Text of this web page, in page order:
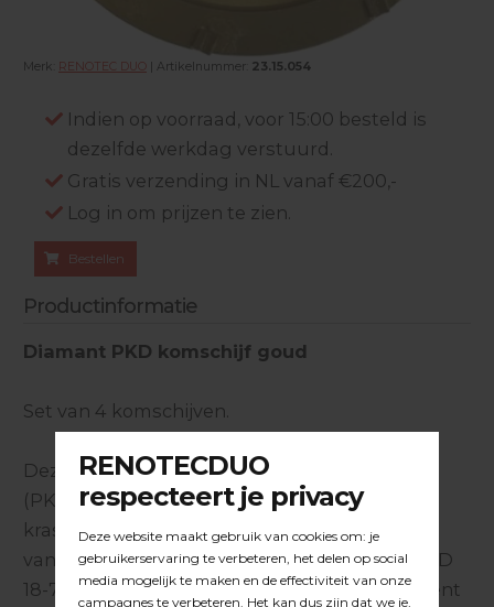
Merk: RENOTEC DUO | Artikelnummer: 23.15.054
Indien op voorraad, voor 15:00 besteld is
dezelfde werkdag verstuurd.
Gratis verzending in NL vanaf €200,-
Log in om prijzen te zien.
Bestellen
Productinformatie
Diamant PKD komschijf goud
Set van 4 komschijven.
Deze Polykristallijne diamant slijpkommen
(PKD) zijn ontworpen voor het creëren van
krasvorming op epoxyharsen en verflagen ed.
van ondergronden. Geschikt voor op de Flex LD
18-7 betonschuurmachine, of als los component